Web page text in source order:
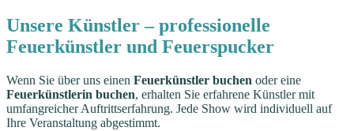
Unsere Künstler – professionelle
Feuerkünstler und Feuerspucker
Wenn Sie über uns einen Feuerkünstler buchen oder eine
Feuerkünstlerin buchen, erhalten Sie erfahrene Künstler mit
umfangreicher Auftrittserfahrung. Jede Show wird individuell auf
Ihre Veranstaltung abgestimmt.